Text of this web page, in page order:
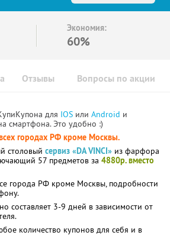
Экономия:
60%
Отзывы Вопросы по акции
для IOS или Android и
смартфона. Это удобно :)
городах РФ кроме Москвы.
столовый сервиз «DA VINCI» из фарфора
57 предметов за 4880р. вместо
города РФ кроме Москвы, подробности
составляет 3-9 дней в зависимости от
количество купонов для себя и в